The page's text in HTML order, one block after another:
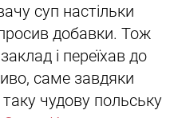
суп настільки
добавки. Тож
і переїхав до
саме завдяки
чудову польську